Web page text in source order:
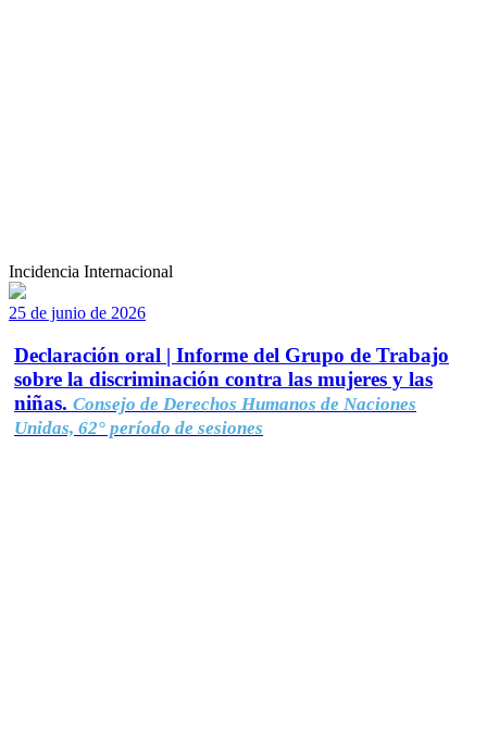
Incidencia Internacional
25 de junio de 2026
Declaración oral | Informe del Grupo de Trabajo
sobre la discriminación contra las mujeres y las
niñas. Consejo de Derechos Humanos de Naciones
Unidas, 62° período de sesiones